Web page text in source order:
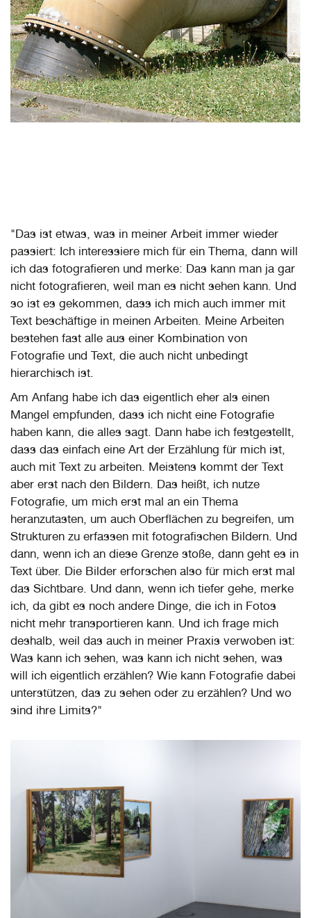
"Das ist etwas, was in meiner Arbeit immer wieder
passiert: Ich interessiere mich für ein Thema, dann will
ich das fotografieren und merke: Das kann man ja gar
nicht fotografieren, weil man es nicht sehen kann. Und
so ist es gekommen, dass ich mich auch immer mit
Text beschäftige in meinen Arbeiten. Meine Arbeiten
bestehen fast alle aus einer Kombination von
Fotografie und Text, die auch nicht unbedingt
hierarchisch ist.
Am Anfang habe ich das eigentlich eher als einen
Mangel empfunden, dass ich nicht eine Fotografie
haben kann, die alles sagt. Dann habe ich festgestellt,
dass das einfach eine Art der Erzählung für mich ist,
auch mit Text zu arbeiten. Meistens kommt der Text
aber erst nach den Bildern. Das heißt, ich nutze
Fotografie, um mich erst mal an ein Thema
heranzutasten, um auch Oberflächen zu begreifen, um
Strukturen zu erfassen mit fotografischen Bildern. Und
dann, wenn ich an diese Grenze stoße, dann geht es in
Text über. Die Bilder erforschen also für mich erst mal
das Sichtbare. Und dann, wenn ich tiefer gehe, merke
ich, da gibt es noch andere Dinge, die ich in Fotos
nicht mehr transportieren kann. Und ich frage mich
deshalb, weil das auch in meiner Praxis verwoben ist:
Was kann ich sehen, was kann ich nicht sehen, was
will ich eigentlich erzählen? Wie kann Fotografie dabei
unterstützen, das zu sehen oder zu erzählen? Und wo
sind ihre Limits?"